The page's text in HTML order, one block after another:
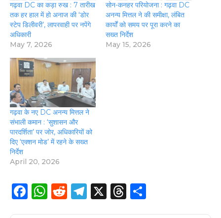
गढ़वा DC का कड़ा रुख : 7 तारीख
तक हर हाल में हो अनाज की ‘डोर
स्टेप डिलीवरी’, लापरवाही पर नपेंगे
अधिकारी
May 7, 2026
सोन-कनहर परियोजना : गढ़वा DC
अनन्य मित्तल ने की समीक्षा, लंबित
कार्यों को समय पर पूरा करने का
सख्त निर्देश
May 15, 2026
गढ़वा के नए DC अनन्य मित्तल ने
संभाली कमान : ‘सुशासन और
पारदर्शिता’ पर जोर, अधिकारियों को
दिए ‘एक्शन मोड’ में रहने के सख्त
निर्देश
April 20, 2026
F
W R
T
X
T